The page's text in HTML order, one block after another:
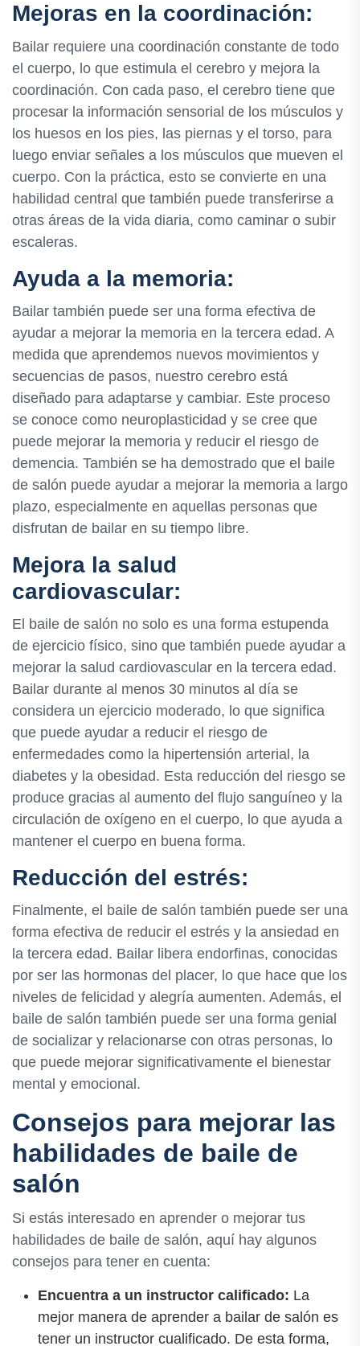
Mejoras en la coordinación:
Bailar requiere una coordinación constante de todo
el cuerpo, lo que estimula el cerebro y mejora la
coordinación. Con cada paso, el cerebro tiene que
procesar la información sensorial de los músculos y
los huesos en los pies, las piernas y el torso, para
luego enviar señales a los músculos que mueven el
cuerpo. Con la práctica, esto se convierte en una
habilidad central que también puede transferirse a
otras áreas de la vida diaria, como caminar o subir
escaleras.
Ayuda a la memoria:
Bailar también puede ser una forma efectiva de
ayudar a mejorar la memoria en la tercera edad. A
medida que aprendemos nuevos movimientos y
secuencias de pasos, nuestro cerebro está
diseñado para adaptarse y cambiar. Este proceso
se conoce como neuroplasticidad y se cree que
puede mejorar la memoria y reducir el riesgo de
demencia. También se ha demostrado que el baile
de salón puede ayudar a mejorar la memoria a largo
plazo, especialmente en aquellas personas que
disfrutan de bailar en su tiempo libre.
Mejora la salud
cardiovascular:
El baile de salón no solo es una forma estupenda
de ejercicio físico, sino que también puede ayudar a
mejorar la salud cardiovascular en la tercera edad.
Bailar durante al menos 30 minutos al día se
considera un ejercicio moderado, lo que significa
que puede ayudar a reducir el riesgo de
enfermedades como la hipertensión arterial, la
diabetes y la obesidad. Esta reducción del riesgo se
produce gracias al aumento del flujo sanguíneo y la
circulación de oxígeno en el cuerpo, lo que ayuda a
mantener el cuerpo en buena forma.
Reducción del estrés:
Finalmente, el baile de salón también puede ser una
forma efectiva de reducir el estrés y la ansiedad en
la tercera edad. Bailar libera endorfinas, conocidas
por ser las hormonas del placer, lo que hace que los
niveles de felicidad y alegría aumenten. Además, el
baile de salón también puede ser una forma genial
de socializar y relacionarse con otras personas, lo
que puede mejorar significativamente el bienestar
mental y emocional.
Consejos para mejorar las
habilidades de baile de
salón
Si estás interesado en aprender o mejorar tus
habilidades de baile de salón, aquí hay algunos
consejos para tener en cuenta:
Encuentra a un instructor calificado: La
mejor manera de aprender a bailar de salón es
tener un instructor cualificado. De esta forma,